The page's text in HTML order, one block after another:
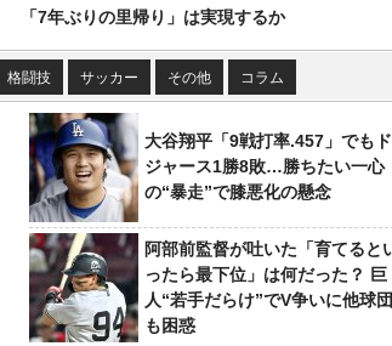
「7年ぶりの里帰り」は実現するか
格闘技 サッカー その他 コラム
大谷翔平「9戦打率.457」でもド
ジャース1勝8敗…勝ちたい一心
の“暴走”で膝悪化の懸念
阿部前監督が吐いた「育てると
ったら最下位」は何だった？ 巨
人“若手だらけ”でV争いに他球団
も困惑